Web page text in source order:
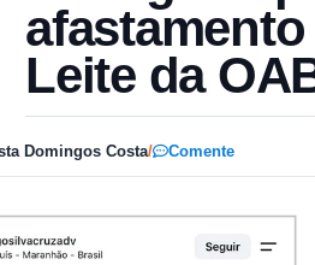
Leite da
Domingos Costa/ Comente